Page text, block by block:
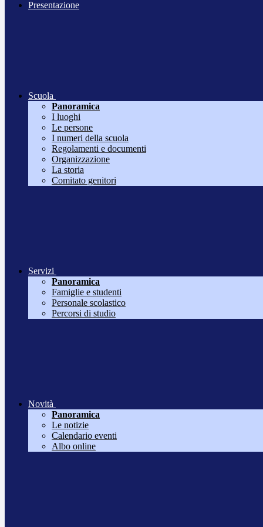
Presentazione
Scuola
Panoramica
I luoghi
Le persone
I numeri della scuola
Regolamenti e documenti
Organizzazione
La storia
Comitato genitori
Servizi
Panoramica
Famiglie e studenti
Personale scolastico
Percorsi di studio
Novità
Panoramica
Le notizie
Calendario eventi
Albo online